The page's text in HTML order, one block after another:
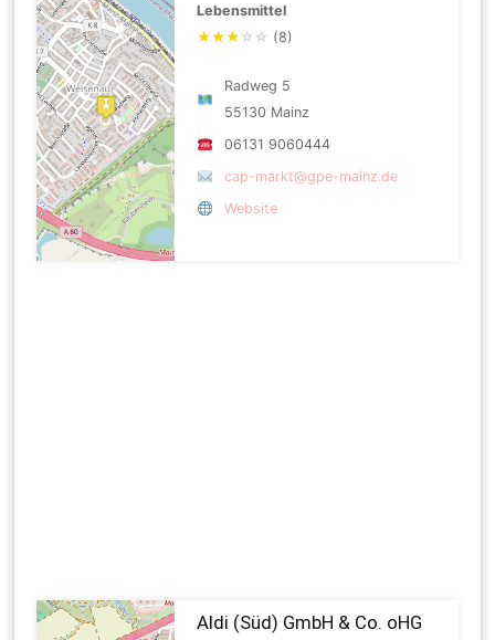
Lebensmittel
★★★ ☆ ☆ (8)
Radweg 5
55130 Mainz
06131 9060444
cap-markt@gpe-mainz.de
Website
Aldi (Süd) GmbH & Co. oHG